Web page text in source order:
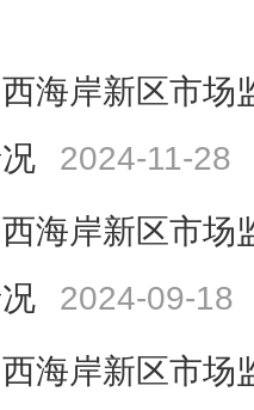
西海岸新区市
2024-11-28
西海岸新区市
2024-09-18
西海岸新区市